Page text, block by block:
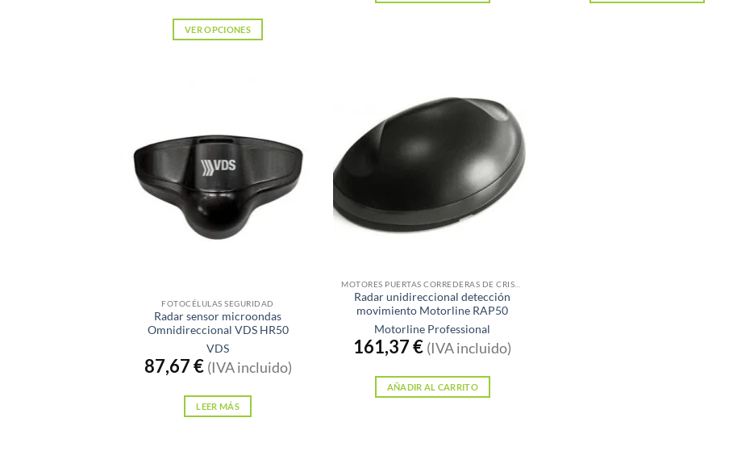
VER OPCIONES
Las
opciones
pueden
elegir
en
de
producto
FOTOCÉLULAS SEGURIDAD
Radar sensor microondas
Omnidireccional VDS HR50
VDS
87,67€ (IVA incluido)
LEER MÁS
Radar unidireccional detección
movimiento Motorline RAP50
Motorline Professional
161,37€ (IVA incluido)
AÑADIR AL CARRITO